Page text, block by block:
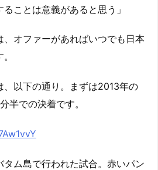
ことは意義があると思う」
、オファーがあればいつでも日本
、以下の通り。まずは2013年の
半での決着です。
ム島で行われた試合。赤いパン